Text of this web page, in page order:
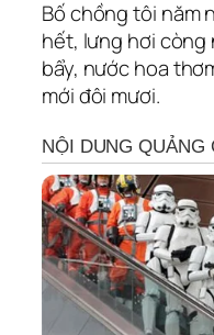
Bố chồng tôi năm
hết, lưng hơi còng
bẩy, nước hoa
mới đôi mươi.